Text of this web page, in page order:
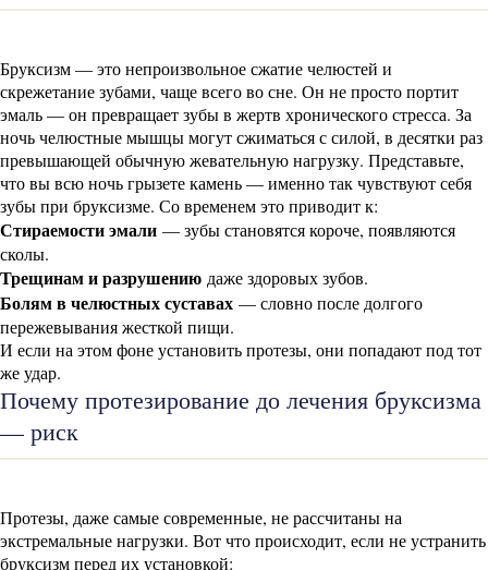
Бруксизм — это непроизвольное сжатие челюстей и
скрежетание зубами, чаще всего во сне. Он не просто портит
эмаль — он превращает зубы в жертв хронического стресса. За
ночь челюстные мышцы могут сжиматься с силой, в десятки раз
превышающей обычную жевательную нагрузку. Представьте,
что вы всю ночь грызете камень — именно так чувствуют себя
зубы при бруксизме. Со временем это приводит к:
Стираемости эмали — зубы становятся короче, появляются
сколы.
Трещинам и разрушению даже здоровых зубов.
Болям в челюстных суставах — словно после долгого
пережевывания жесткой пищи.
И если на этом фоне установить протезы, они попадают под тот
же удар.
Почему протезирование до лечения бруксизма
— риск
Протезы, даже самые современные, не рассчитаны на
экстремальные нагрузки. Вот что происходит, если не устранить
бруксизм перед их установкой: